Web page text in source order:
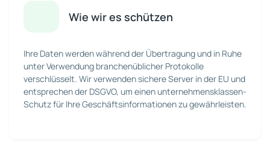
Wie wir es schützen
Ihre Daten werden während der Übertragung und in Ruhe
unter Verwendung branchenüblicher Protokolle
verschlüsselt. Wir verwenden sichere Server in der EU und
entsprechen der DSGVO, um einen unternehmensklassen-
Schutz für Ihre Geschäftsinformationen zu gewährleisten.